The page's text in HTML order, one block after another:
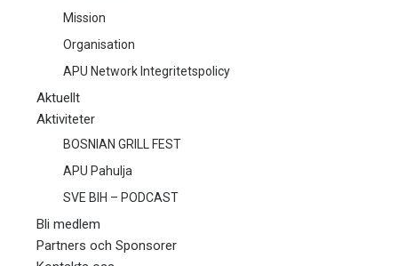
Mission
Organisation
APU Network Integritetspolicy
Aktuellt
Aktiviteter
BOSNIAN GRILL FEST
APU Pahulja
SVE BIH – PODCAST
Bli medlem
Partners och Sponsorer